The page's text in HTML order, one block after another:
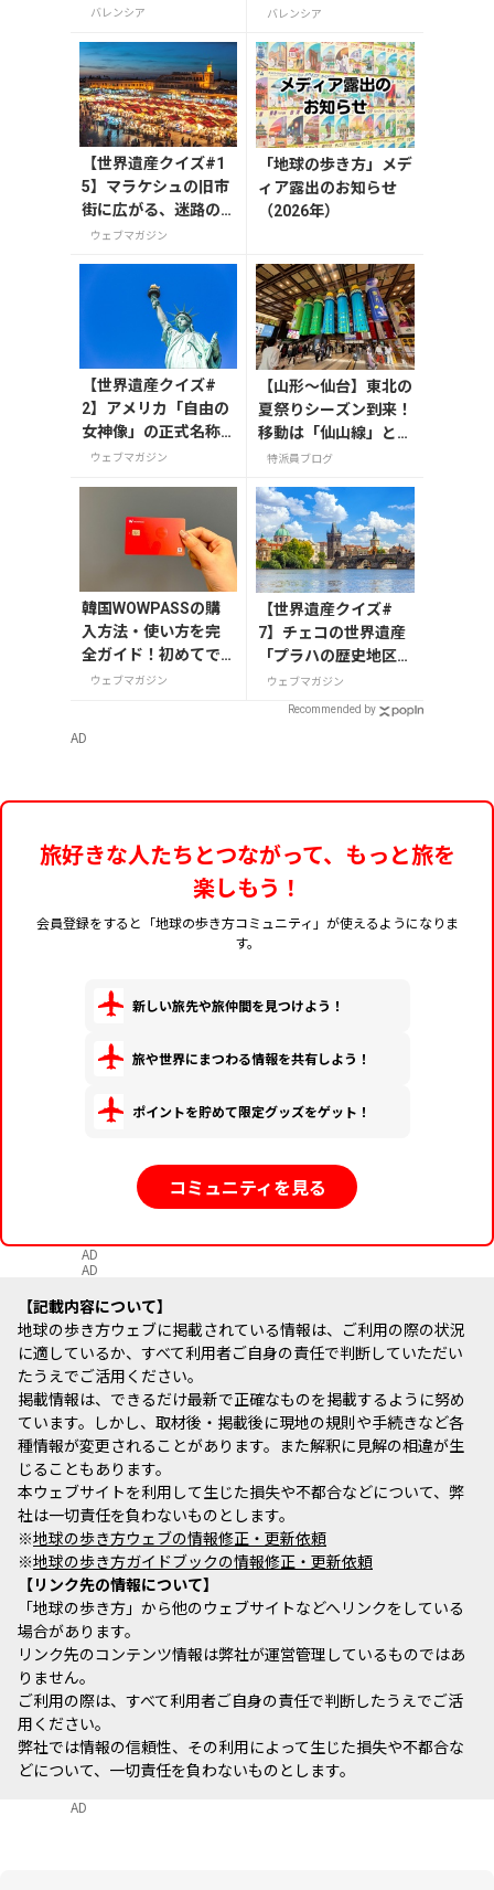
にオープン
バレンシア バレンシア
【世界遺産クイズ#1
5】マラケシュの旧市
街に広がる、迷路の
ような市場の名前
ウェブマガジン
「地球の歩き方」メデ
ィア露出のお知らせ
（2026年）
【世界遺産クイズ#
2】アメリカ「自由の
女神像」の正式名称
は？
ウェブマガジン
【山形〜仙台】東北の
夏祭りシーズン到来！
移動は「仙山線」と
「高速バス」どっちが
特派員ブログ
韓国WOWPASSの購
入方法・使い方を完
全ガイド！初めてで
も迷わない
ウェブマガジン
【世界遺産クイズ#
7】チェコの世界遺産
「プラハの歴史地区」
を流れる川の名前は？
ウェブマガジン
Recommended by
AD
旅好きな人たちとつながって、もっと旅を
楽しもう！
会員登録をすると「地球の歩き方コミュニティ」が使えるようになりま
す。
新しい旅先や旅仲間を見つけよう！
旅や世界にまつわる情報を共有しよう！
ポイントを貯めて限定グッズをゲット！
コミュニティを見る
AD
AD
記載内容について
地球の歩き方ウェブに掲載されている情報は、ご利用の際の状況
に適しているか、すべて利用者ご自身の責任で判断していただい
たうえでご活用ください。
掲載情報は、できるだけ最新で正確なものを掲載するように努め
ています。しかし、取材後・掲載後に現地の規則や手続きなど各
種情報が変更されることがあります。また解釈に見解の相違が生
じることもあります。
本ウェブサイトを利用して生じた損失や不都合などについて、弊
社は一切責任を負わないものとします。
※地球の歩き方ウェブの情報修正・更新依頼
※地球の歩き方ガイドブックの情報修正・更新依頼
リンク先の情報について
「地球の歩き方」から他のウェブサイトなどへリンクをしている
場合があります。
リンク先のコンテンツ情報は弊社が運営管理しているものではあ
りません。
ご利用の際は、すべて利用者ご自身の責任で判断したうえでご活
用ください。
弊社では情報の信頼性、その利用によって生じた損失や不都合な
どについて、一切責任を負わないものとします。
AD